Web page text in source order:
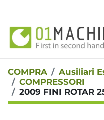
COMPRA
Ausiliari
COMPRESSORI
2009 FINI ROTAR